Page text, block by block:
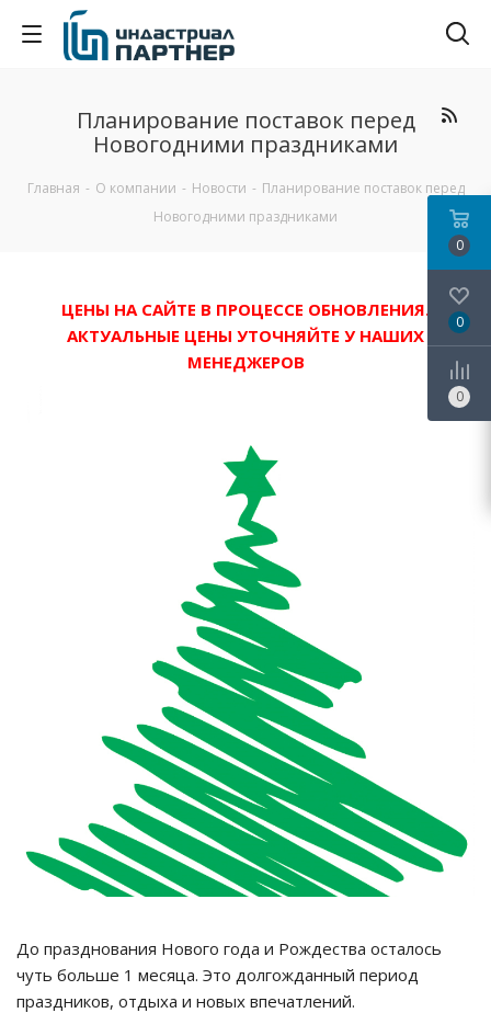
Планирование поставок перед
Новогодними праздниками
Главная - О компании - Новости - Планирование поставок перед
Новогодними праздниками
ЦЕНЫ НА САЙТЕ В ПРОЦЕССЕ ОБНОВЛЕНИЯ.
АКТУАЛЬНЫЕ ЦЕНЫ УТОЧНЯЙТЕ У НАШИХ
МЕНЕДЖЕРОВ
До празднования Нового года и Рождества осталось
чуть больше 1 месяца. Это долгожданный период
праздников, отдыха и новых впечатлений.
0
0
0